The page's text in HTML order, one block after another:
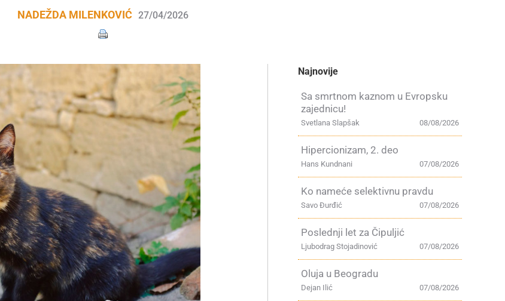
NADEŽDA MILENKOVIĆ 27/04/2026
Najnovije
Sa smrtnom kaznom u Evropsku
zajednicu!
08/08/2026
Svetlana Slapšak
Hipercionizam, 2. deo
07/08/2026
Hans Kundnani
Ko nameće selektivnu pravdu
07/08/2026
Savo Đurđić
Poslednji let za Čipuljić
07/08/2026
Ljubodrag Stojadinović
Oluja u Beogradu
07/08/2026
Dejan Ilić